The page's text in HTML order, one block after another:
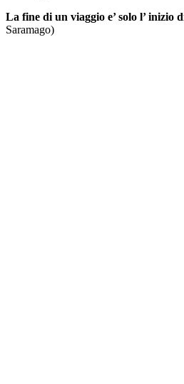
La fine di un viaggio e’ solo l’ inizio
Saramago)